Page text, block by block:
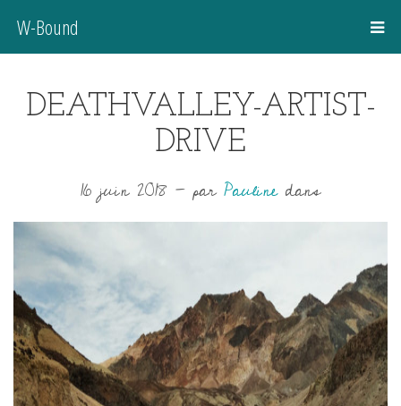
W-Bound
DEATHVALLEY-ARTIST-
DRIVE
16 juin 2018 -parPaulinedans